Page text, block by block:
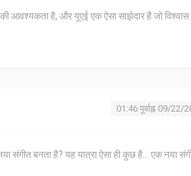
आवश्यकता है, और यूएई एक ऐसा साझेदार है जो
01:46 पूर्वाह्न 09/22/
बनता है? यह यात्रा ऐसा ही कुछ है... एक नया